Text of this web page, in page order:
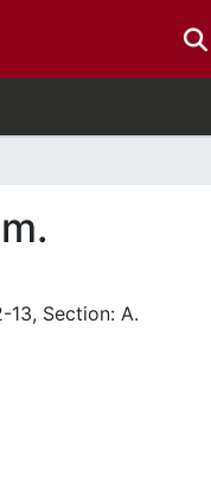
Section: A.